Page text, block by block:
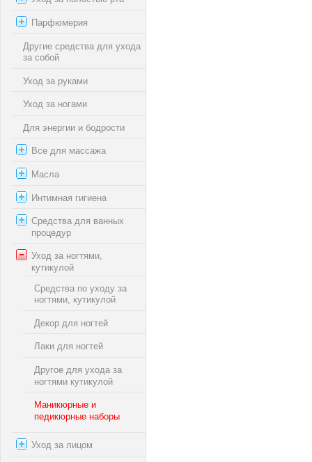
Парфюмерия
Другие средства для ухода
за собой
Уход за руками
Уход за ногами
Для энергии и бодрости
Все для массажа
Масла
Интимная гигиена
Средства для ванных
процедур
Уход за ногтями,
кутикулой
Средства по уходу за
ногтями, кутикулой
Декор для ногтей
Лаки для ногтей
Другое для ухода за
ногтями кутикулой
Маникюрные и
педикюрные наборы
Уход за лицом